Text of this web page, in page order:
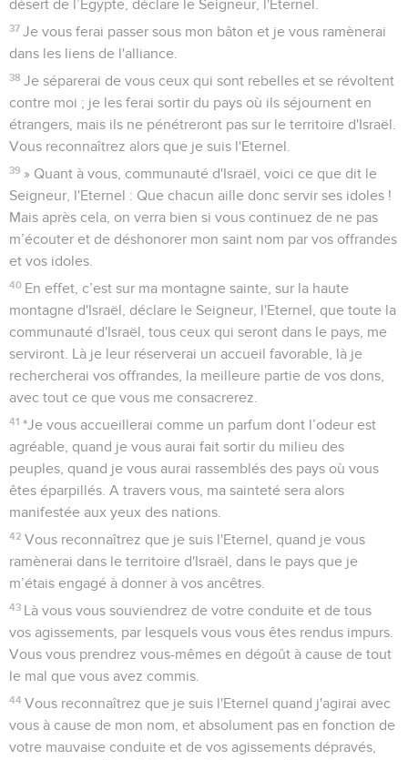
désert de l’Egypte, déclare le Seigneur, l'Eternel.
37 Je vous ferai passer sous mon bâton et je vous ramènerai
dans les liens de l'alliance.
38 Je séparerai de vous ceux qui sont rebelles et se révoltent
contre moi ; je les ferai sortir du pays où ils séjournent en
étrangers, mais ils ne pénétreront pas sur le territoire d'Israël.
Vous reconnaîtrez alors que je suis l'Eternel.
39 » Quant à vous, communauté d'Israël, voici ce que dit le
Seigneur, l'Eternel : Que chacun aille donc servir ses idoles !
Mais après cela, on verra bien si vous continuez de ne pas
m’écouter et de déshonorer mon saint nom par vos offrandes
et vos idoles.
40 En effet, c’est sur ma montagne sainte, sur la haute
montagne d'Israël, déclare le Seigneur, l'Eternel, que toute la
communauté d'Israël, tous ceux qui seront dans le pays, me
serviront. Là je leur réserverai un accueil favorable, là je
rechercherai vos offrandes, la meilleure partie de vos dons,
avec tout ce que vous me consacrerez.
41 *Je vous accueillerai comme un parfum dont l’odeur est
agréable, quand je vous aurai fait sortir du milieu des
peuples, quand je vous aurai rassemblés des pays où vous
êtes éparpillés. A travers vous, ma sainteté sera alors
manifestée aux yeux des nations.
42 Vous reconnaîtrez que je suis l'Eternel, quand je vous
ramènerai dans le territoire d'Israël, dans le pays que je
m’étais engagé à donner à vos ancêtres.
43 Là vous vous souviendrez de votre conduite et de tous
vos agissements, par lesquels vous vous êtes rendus impurs.
Vous vous prendrez vous-mêmes en dégoût à cause de tout
le mal que vous avez commis.
44 Vous reconnaîtrez que je suis l'Eternel quand j'agirai avec
vous à cause de mon nom, et absolument pas en fonction de
votre mauvaise conduite et de vos agissements dépravés,